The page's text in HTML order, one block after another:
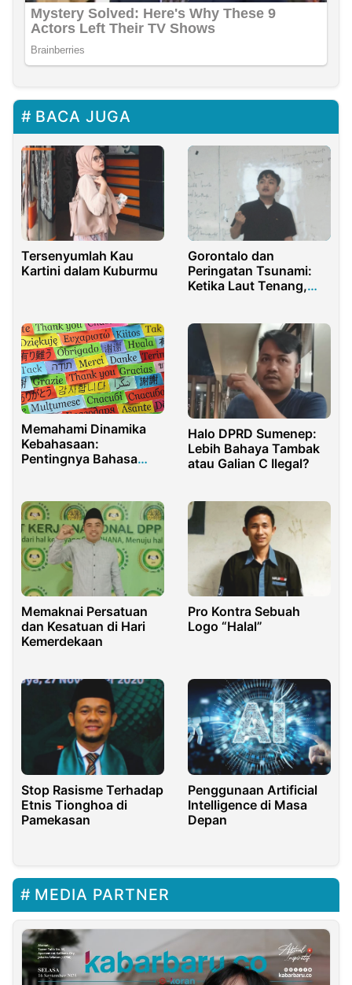
BACA JUGA
Tersenyumlah Kau
Kartini dalam Kuburmu
Gorontalo dan
Peringatan Tsunami:
Ketika Laut Tenang,
Memahami Dinamika
Kebahasaan:
Pentingnya Bahasa
Halo DPRD Sumenep:
Lebih Bahaya Tambak
atau Galian C Ilegal?
Memaknai Persatuan
dan Kesatuan di Hari
Kemerdekaan
Pro Kontra Sebuah
Logo “Halal”
Stop Rasisme Terhadap
Etnis Tionghoa di
Pamekasan
Penggunaan Artificial
Intelligence di Masa
Depan
MEDIA PARTNER